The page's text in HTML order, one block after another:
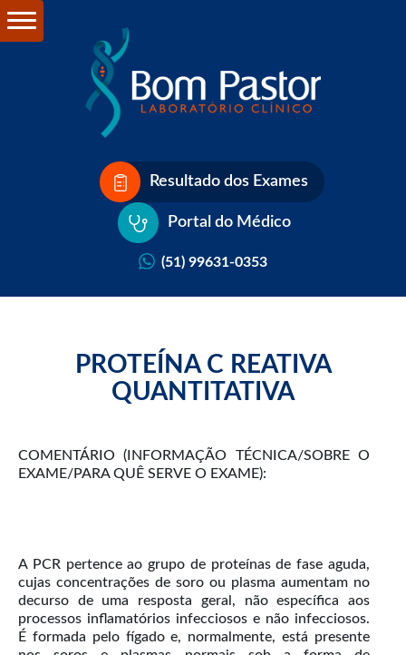
Resultado dos Exames
Portal do Médico
(51) 99631-0353
PROTEÍNA C REATIVA
QUANTITATIVA
COMENTÁRIO (INFORMAÇÃO TÉCNICA/SOBRE O
EXAME/PARA QUÊ SERVE O EXAME):
A PCR pertence ao grupo de proteínas de fase aguda,
cujas concentrações de soro ou plasma aumentam no
decurso de uma resposta geral, não específica aos
processos inflamatórios infecciosos e não infecciosos.
É formada pelo fígado e, normalmente, está presente